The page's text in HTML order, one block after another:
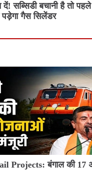
दें! सब्सिडी बचानी है तो
पड़ेगा गैस सिलेंडर
Projects: बंगाल की 17